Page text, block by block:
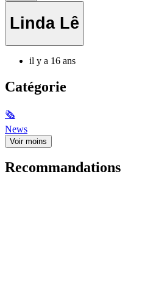
Linda Lê
il y a 16 ans
Catégorie
🗞
News
Voir moins
Recommandations